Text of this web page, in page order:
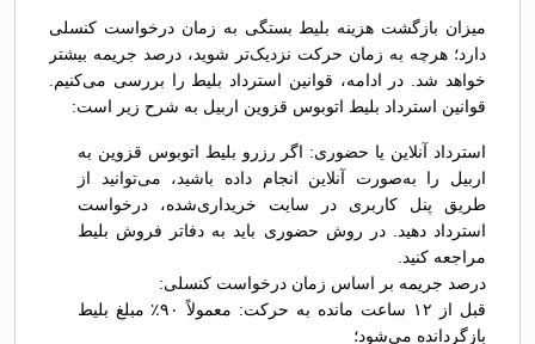
میزان بازگشت هزینه بلیط بستگی به زمان درخواست کنسلی
دارد؛ هرچه به زمان حرکت نزدیک‌تر شوید، درصد جریمه بیشتر
خواهد شد. در ادامه، قوانین استرداد بلیط را بررسی می‌کنیم.
قوانین استرداد بلیط اتوبوس قزوين اربیل به شرح زیر است:
استرداد آنلاین یا حضوری: اگر رزرو بلیط اتوبوس قزوين به
اربیل را به‌صورت آنلاین انجام داده باشید، می‌توانید از
طریق پنل کاربری در سایت خریداری‌شده، درخواست
استرداد دهید. در روش حضوری باید به دفاتر فروش بلیط
مراجعه کنید.
درصد جریمه بر اساس زمان درخواست کنسلی:
قبل از ۱۲ ساعت مانده به حرکت: معمولاً ۹۰٪ مبلغ بلیط
بازگردانده می‌شود؛